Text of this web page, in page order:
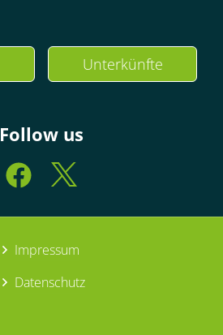
Unterkünfte
Follow us
Impressum
Datenschutz